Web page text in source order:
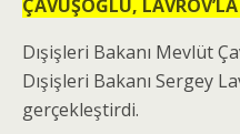
ÇAVUŞOĞLU,
Dışişleri Bakanı Mevlüt
Dışişleri Bakanı Sergey
gerçekleştirdi.